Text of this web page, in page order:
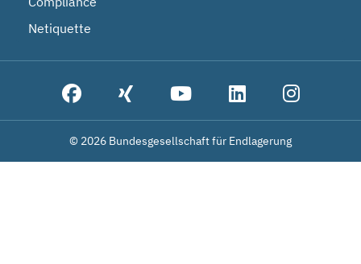
Netiquette
© 2026 Bundesgesellschaft für Endlagerung